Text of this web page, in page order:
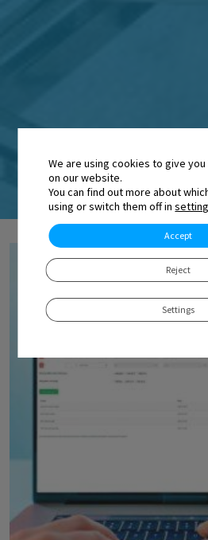
We are using cookies to give
on our website.
You can find out more about
using or switch them off in
Accept
Reject
Settings